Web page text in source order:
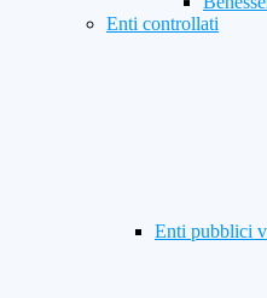
Enti controllati
Enti pubblici